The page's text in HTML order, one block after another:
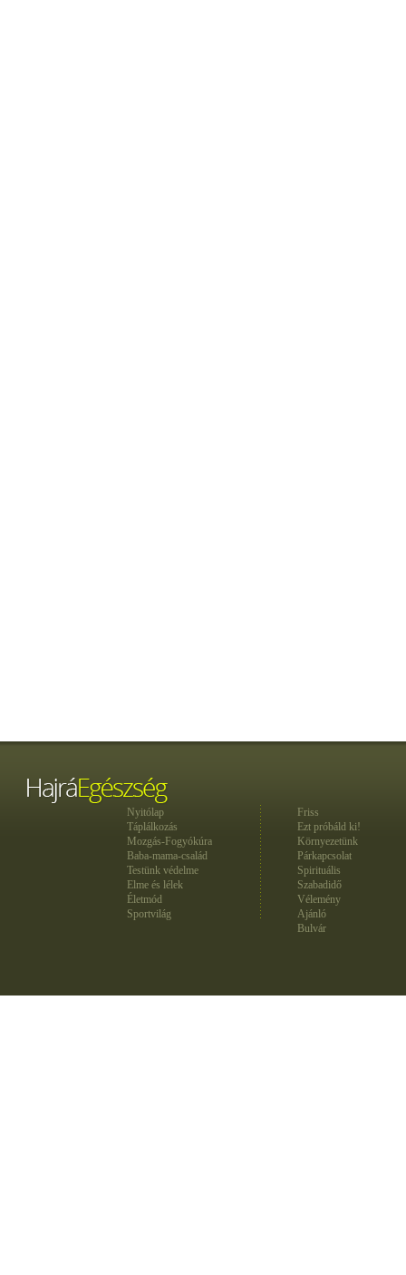
Nyitólap
Táplálkozás
Mozgás-Fogyókúra
Baba-mama-család
Testünk védelme
Elme és lélek
Életmód
Sportvilág
Friss
Ezt próbáld ki!
Környezetünk
Párkapcsolat
Spirituális
Szabadidő
Vélemény
Ajánló
Bulvár